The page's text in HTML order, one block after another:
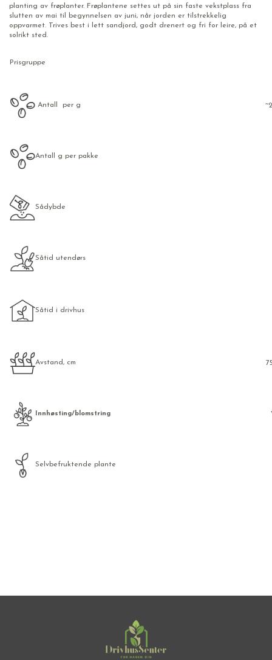
planting av frøplanter. Frøplantene settes ut på sin faste vekstplass fra
slutten av mai til begynnelsen av juni, når jorden er tilstrekkelig
oppvarmet. Trives best i lett sandjord, godt drenert og fri for leire, på et
solrikt sted.
Prisgruppe
Antall per g
Antall g per pakke
Sådybde
Såtid utendørs
Såtid i drivhus
Avstand, cm
Innhøsting/blomstring
Selvbefruktende plante